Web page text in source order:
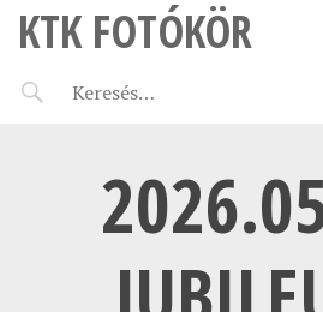
KTK FOTÓKÖR